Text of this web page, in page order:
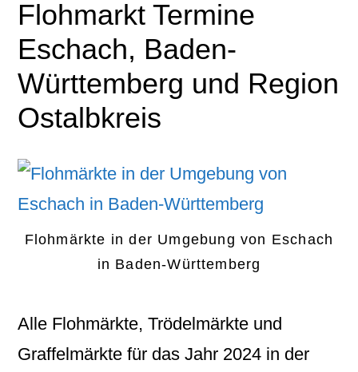
Flohmarkt Termine
Eschach, Baden-
Württemberg und Region
Ostalbkreis
Flohmärkte in der Umgebung von Eschach
in Baden-Württemberg
Alle Flohmärkte, Trödelmärkte und
Graffelmärkte für das Jahr 2024 in der